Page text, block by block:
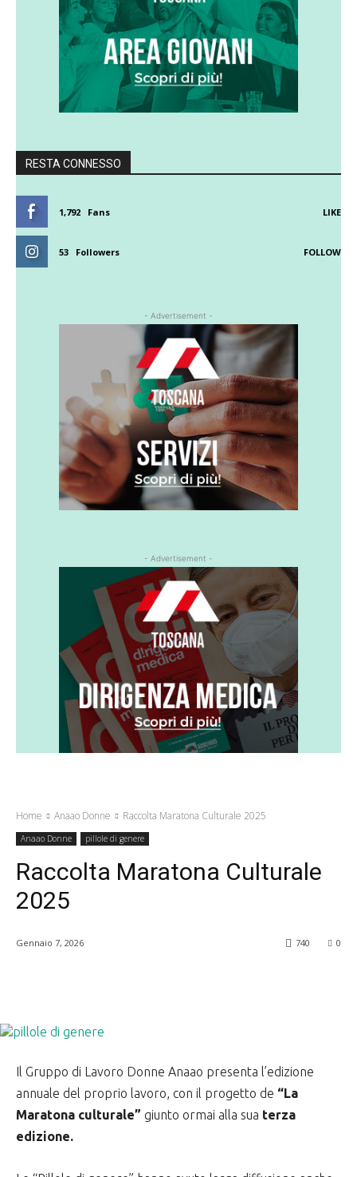
RESTA CONNESSO
1,792 Fans LIKE
53 Followers FOLLOW
- Advertisement -
- Advertisement -